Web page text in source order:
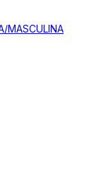
MASCULINA